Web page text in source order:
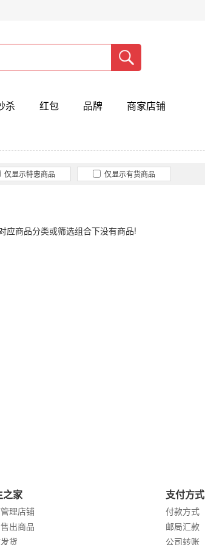
杀 红包 品牌 商家店铺
仅显示特惠商品 仅显示有货商品
应商品分类或筛选组合下没有商品!
之家
理店铺
出商品
货
支付方式
付款方式
邮局汇款
公司转账